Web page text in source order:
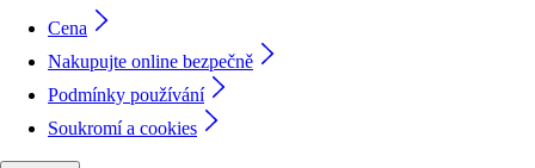
Cena
Nakupujte online bezpečně
Podmínky používání
Soukromí a cookies